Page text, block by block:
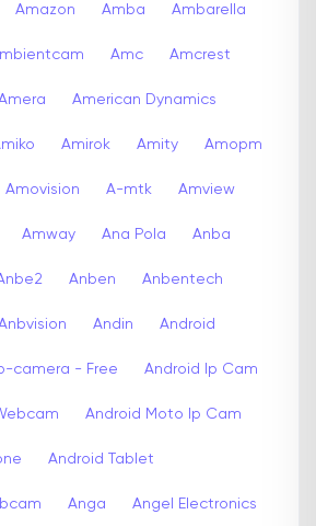
Amazon Amba Ambarella
Amc Amcrest
American Dynamics
Amirok Amity Amopm
Amovision A-mtk Amview
Amway Ana Pola Anba
Anben Anbentech
Andin Android
camera - Free Android Ip Cam
Android Moto Ip Cam
Android Tablet
Anga Angel Electronics